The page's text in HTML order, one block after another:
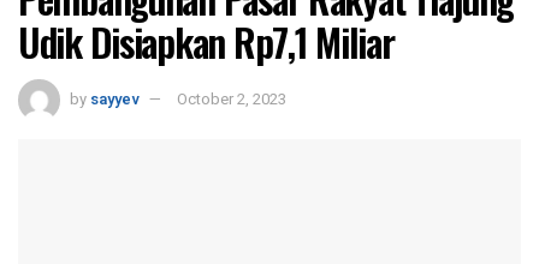
Udik Disiapkan Rp7,1 Miliar
by sayyev October 2, 2023